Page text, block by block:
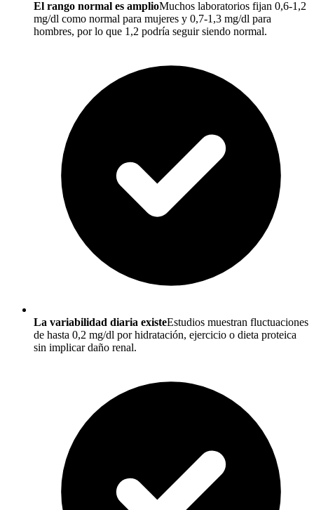
El rango normal es amplioMuchos laboratorios fijan 0,6-1,2
mg/dl como normal para mujeres y 0,7-1,3 mg/dl para
hombres, por lo que 1,2 podría seguir siendo normal.
La variabilidad diaria existeEstudios muestran fluctuaciones
de hasta 0,2 mg/dl por hidratación, ejercicio o dieta proteica
sin implicar daño renal.